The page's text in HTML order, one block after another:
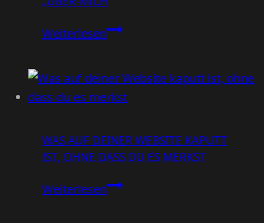
Weiterlesen„Über-
WAS AUF DEINER WEBSITE KAPUTT
IST, OHNE DASS DU ES MERKST
WeiterlesenWas